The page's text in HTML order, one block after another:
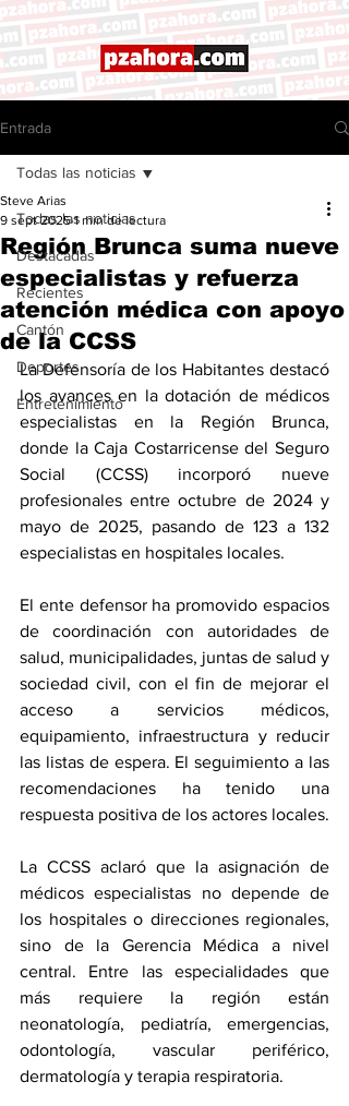
Entrada
Todas las noticias
Destacadas
Recientes
Cantón
Deportes
Entretenimiento
Todas las noticias
Región Brunca suma nueve
especialistas y refuerza
atención médica con apoyo
de la CCSS
Steve Arias
9 sept 2025 1 min de lectura
La Defensoría de los Habitantes destacó
los avances en la dotación de médicos
especialistas en la Región Brunca,
donde la Caja Costarricense del Seguro
Social (CCSS) incorporó nueve
profesionales entre octubre de 2024 y
mayo de 2025, pasando de 123 a 132
especialistas en hospitales locales.
El ente defensor ha promovido espacios
de coordinación con autoridades de
salud, municipalidades, juntas de salud y
sociedad civil, con el fin de mejorar el
acceso a servicios médicos,
equipamiento, infraestructura y reducir
las listas de espera. El seguimiento a las
recomendaciones ha tenido una
respuesta positiva de los actores locales.
La CCSS aclaró que la asignación de
médicos especialistas no depende de
los hospitales o direcciones regionales,
sino de la Gerencia Médica a nivel
central. Entre las especialidades que
más requiere la región están
neonatología, pediatría, emergencias,
odontología, vascular periférico,
dermatología y terapia respiratoria.